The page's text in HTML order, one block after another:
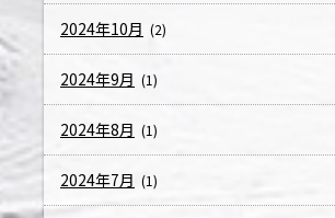
2024年10月 (2)
2024年9月 (1)
2024年8月 (1)
2024年7月 (1)